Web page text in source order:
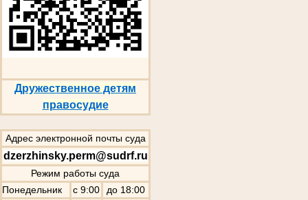
Дружественное детям
правосудие
Адрес электронной почты суда
dzerzhinsky.perm@sudrf.ru
Режим работы суда
Понедельник
с 9:00
до 18:00